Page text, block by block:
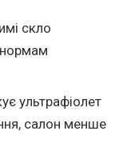
скло
нормам
ультрафіолет
салон менше